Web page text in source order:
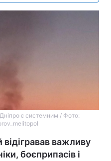
є системним / Фото:
важливу
боєприпасів і